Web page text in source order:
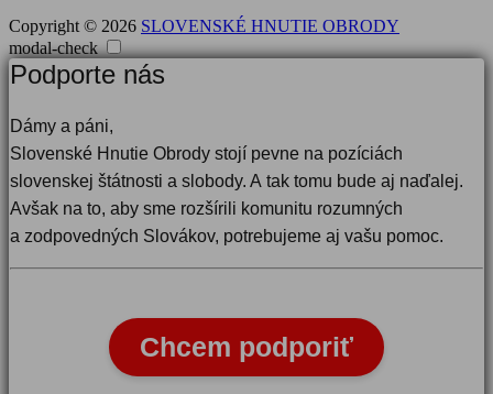
Copyright © 2026 SLOVENSKÉ HNUTIE OBRODY
modal-check
Podporte nás
Dámy a páni,
Slovenské Hnutie Obrody stojí pevne na pozíciách
slovenskej štátnosti a slobody. A tak tomu bude aj naďalej.
Avšak na to, aby sme rozšírili komunitu rozumných
a zodpovedných Slovákov, potrebujeme aj vašu pomoc.
Chcem podporiť